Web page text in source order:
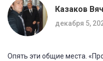
Казаков
декабря 5,
Опять эти общие места.